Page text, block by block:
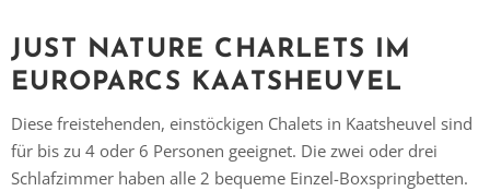
JUST NATURE CHARLETS IM
EUROPARCS KAATSHEUVEL
Diese freistehenden, einstöckigen Chalets in Kaatsheuvel sind
für bis zu 4 oder 6 Personen geeignet. Die zwei oder drei
Schlafzimmer haben alle 2 bequeme Einzel-Boxspringbetten.